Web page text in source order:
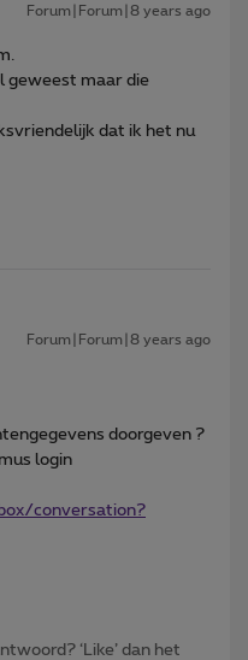
Forum|Forum|8 years ago
geweest maar die
dat ik het nu
Forum|Forum|8 years ago
doorgeven ?
login
conversation?
‘Like’ dan het